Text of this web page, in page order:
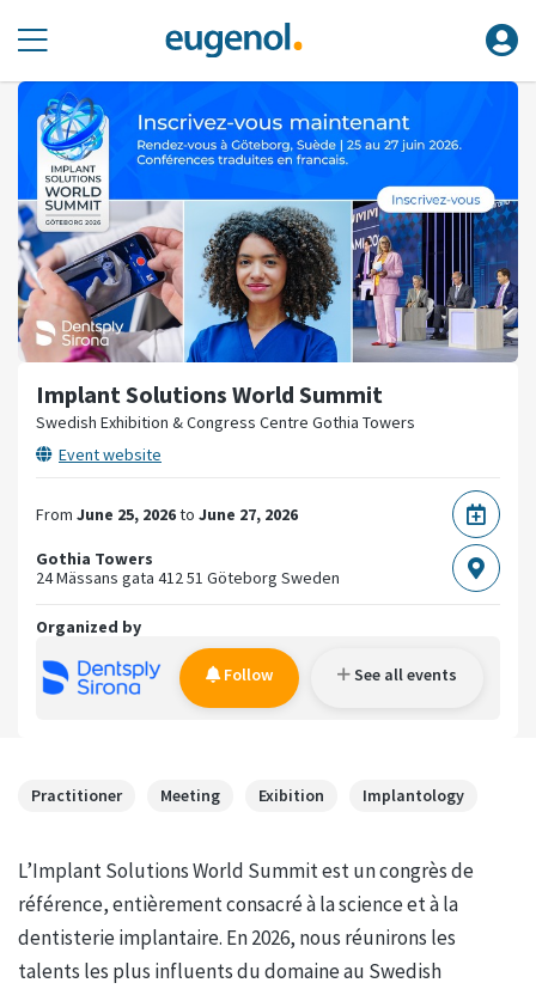
Implant Solutions World Summit
Swedish Exhibition & Congress Centre Gothia Towers
Event website
From June 25, 2026to June 27, 2026
Gothia Towers
24 Mässans gata 412 51 Göteborg Sweden
Organized by
Follow See all events
Practitioner Meeting Exibition Implantology
L’Implant Solutions World Summit est un congrès de
référence, entièrement consacré à la science et à la
dentisterie implantaire. En 2026, nous réunirons les
talents les plus influents du domaine au Swedish